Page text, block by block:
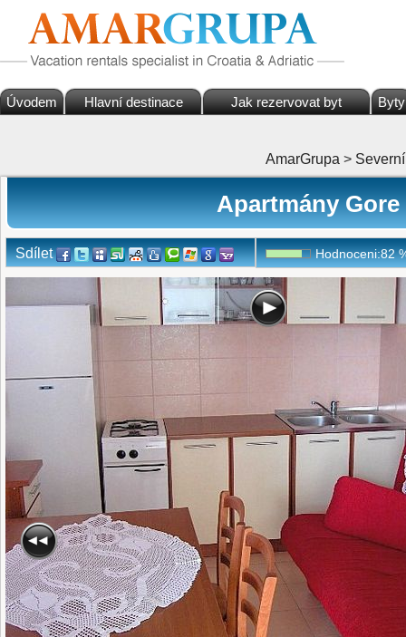
Úvodem Hlavní destinace Jak rezervovat byt Byty
AmarGrupa >
Apartmány
Sdílet Hodnoceni:82